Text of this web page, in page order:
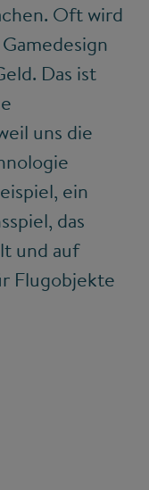
Oft wird
Das ist
uns die
ein
das
und auf
Flugobjekte